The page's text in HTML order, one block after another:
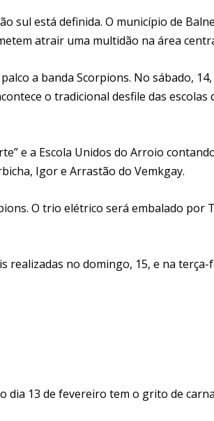
sul está definida. O município de
atrair uma multidão na área
a banda Scorpions. No sábado, 14,
o tradicional desfile das escolas
e a Escola Unidos do Arroio
Igor e Arrastão do Vemkgay.
O trio elétrico será embalado por
realizadas no domingo, 15, e na terça-
dia 13 de fevereiro tem o grito de